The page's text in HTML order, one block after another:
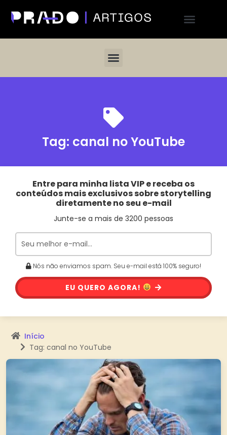
Tag: canal no YouTube
Entre para minha lista VIP e receba os
conteúdos mais exclusivos sobre storytelling
diretamente no seu e-mail
Junte-se a mais de 3200 pessoas
Nós não enviamos spam. Seu e-mail está 100% seguro!
EU QUERO AGORA!
Início
Tag: canal no YouTube